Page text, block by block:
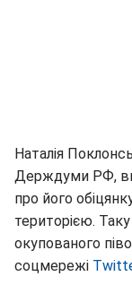
Наталія
Держдуми РФ,
про його
територією.
окупованого
соцмережі